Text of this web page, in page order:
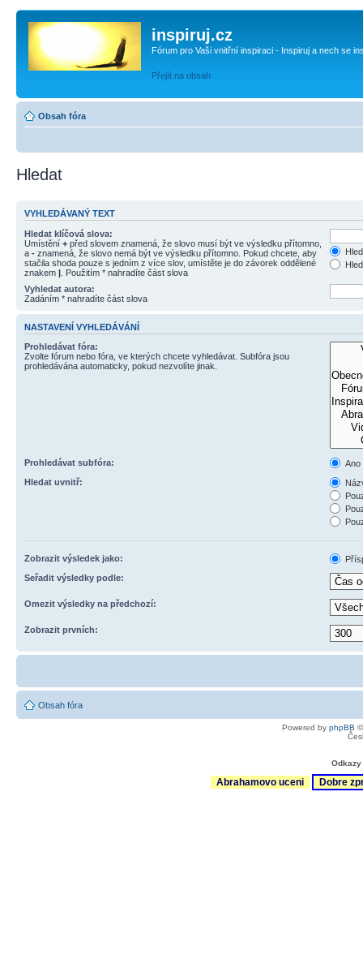
inspiruj.cz
Fórum pro Vaši vnitřní inspiraci - Inspiruj a nech se
Přejít na obsah
Obsah fóra
Hledat
VYHLEDÁVANÝ TEXT
Hledat klíčová slova:
Umístění + před slovem znamená, že slovo musí být ve výsledku přítomno,
a - znamená, že slovo nemá být ve výsledku přítomno. Pokud chcete, aby
stačila shoda pouze s jedním z více slov, umístěte je do závorek oddělené
znakem | . Použitím * nahradíte část slova
Vyhledat autora:
Zadáním * nahradíte část slova
NASTAVENÍ VYHLEDÁVÁNÍ
Prohledávat fóra:
Zvolte fórum nebo fóra, ve kterých chcete vyhledávat. Subfóra jsou
prohledávána automaticky, pokud nezvolíte jinak.
Prohledávat subfóra:
Ano
Hledat uvnitř:
Zobrazit výsledek jako:
Seřadit výsledky podle:
Omezit výsledky na předchozí:
Zobrazit prvních:
Obsah fóra
Powered by phpBB
Abrahamovo uceni Dobre